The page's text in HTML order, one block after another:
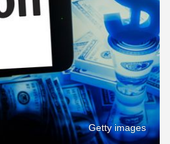
Getty images